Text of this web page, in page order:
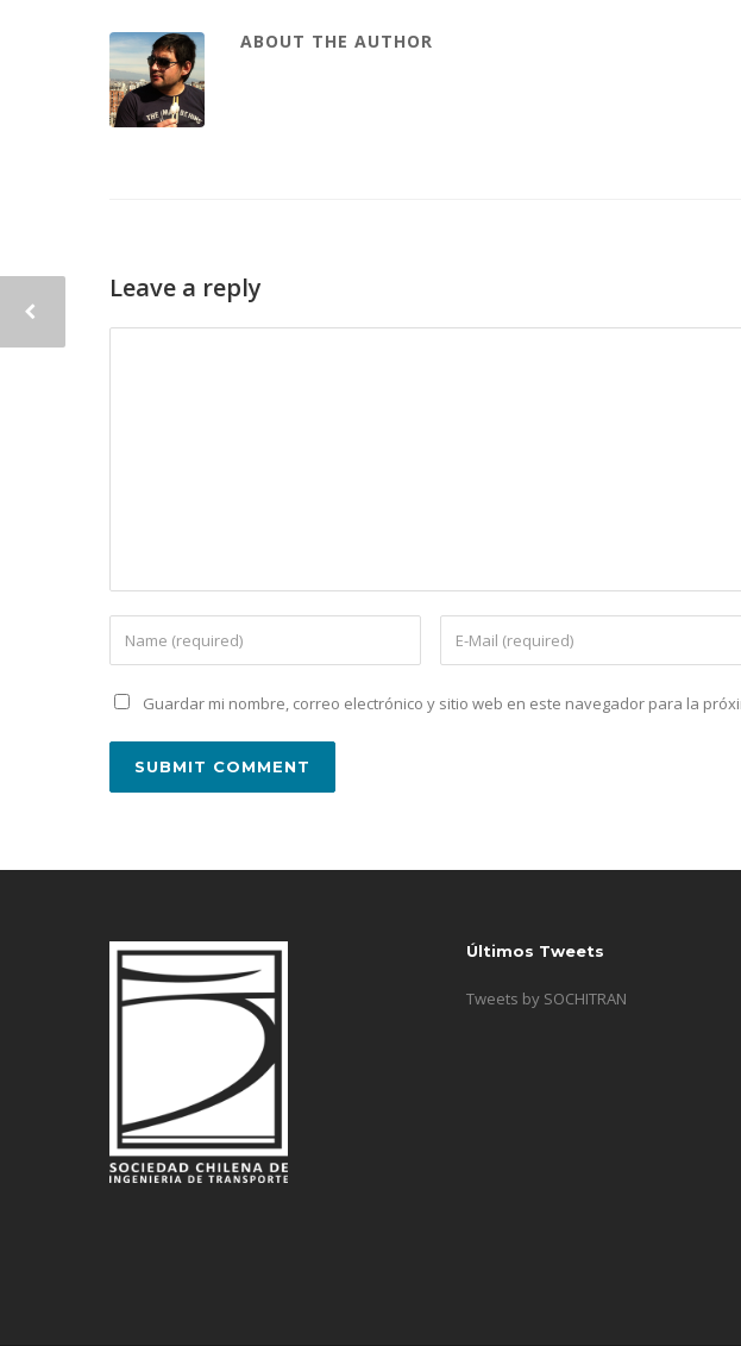
ABOUT THE AUTHOR
Leave a reply
Guardar mi nombre, correo electrónico y sitio web en este navegador para la
Últimos Tweets
Tweets by SOCHITRAN